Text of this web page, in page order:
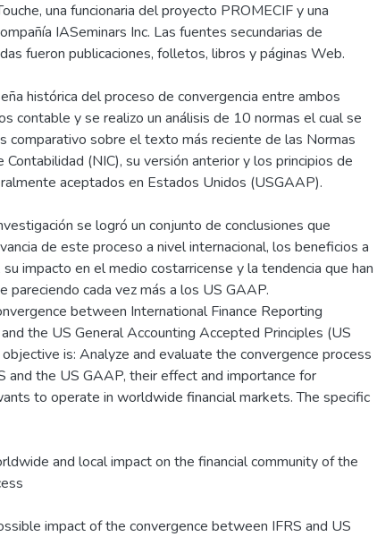
una funcionaria del proyecto PROMECIF y una
IASeminars Inc. Las fuentes secundarias de
fueron publicaciones, folletos, libros y páginas Web.
histórica del proceso de convergencia entre ambos
contable y se realizo un análisis de 10 normas el cual se
comparativo sobre el texto más reciente de las Normas
Contabilidad (NIC), su versión anterior y los principios de
aceptados en Estados Unidos (USGAAP).
se logró un conjunto de conclusiones que
de este proceso a nivel internacional, los beneficios a
impacto en el medio costarricense y la tendencia que han
pareciendo cada vez más a los US GAAP.
between International Finance Reporting
the US General Accounting Accepted Principles (US
is: Analyze and evaluate the convergence process
and the US GAAP, their effect and importance for
to operate in worldwide financial markets. The specific
and local impact on the financial community of the
impact of the convergence between IFRS and US